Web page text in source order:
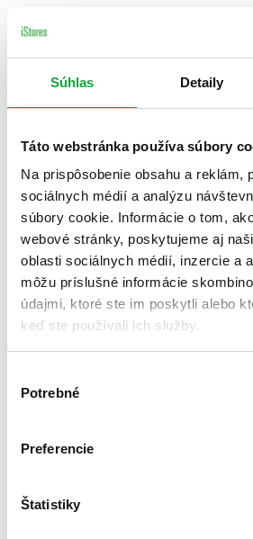
Súhlas Detaily
Táto webstránka používa súbory
Na prispôsobenie obsahu a reklám,
sociálnych médií a analýzu
súbory cookie. Informácie o tom,
webové stránky, poskytujeme aj
oblasti sociálnych médií, inzercie a
môžu príslušné informácie
údajmi, ktoré ste im poskytli alebo
keď ste používali ich služby.
súhlasu
Potrebné
Preferencie
Štatistiky